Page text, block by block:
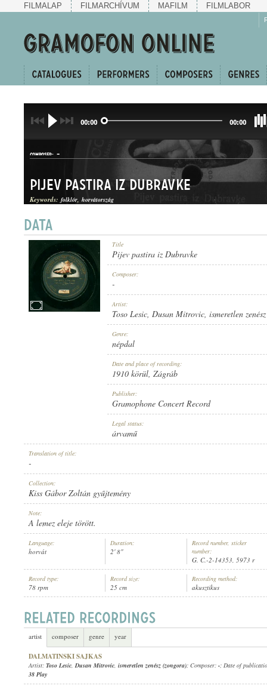
FILMALAP FILMARCHÍVUM MAFILM FILMLABOR
00:00 00:00
COMPOSER: -
GENRE: NÉPDAL
GRAMOPHONE CONCERT RECORD
RECORD NUMBER:
Pijev pastira iz Dubravke
Keywords: folklór horvátország
Title
Pijev pastira iz Dubravke
Composer:
-
Artist:
Toso Lesic, Dusan Mitrovic, ismeretlen
Genre:
népdal
Date and place of recording:
1910 körül, Zágráb
Publisher:
Gramophone Concert Record
Legal status:
árvamű
Translation of title:
-
Collection:
Kiss Gábor Zoltán gyűjtemény
Note:
A lemez eleje törött.
Language:
horvát
Duration:
2' 8"
Record number, sticker
number:
G. C.-2-14353, 5973 r
Record type:
78 rpm
Record size:
25 cm
Recording method:
akusztikus
artist composer genre year
DALMATINSKI SAJKAS
Artist: Toso Lesic,Dusan Mitrovic, ismeretlen zenész (zongora); Composer: -; Date of
38 Play